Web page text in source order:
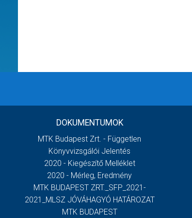
DOKUMENTUMOK
MTK Budapest Zrt. - Független
Könyvvizsgálói Jelentés
2020 - Kiegészítő Melléklet
2020 - Mérleg, Eredmény
MTK BUDAPEST ZRT._SFP_2021-
2021_MLSZ JÓVÁHAGYÓ HATÁROZAT
MTK BUDAPEST